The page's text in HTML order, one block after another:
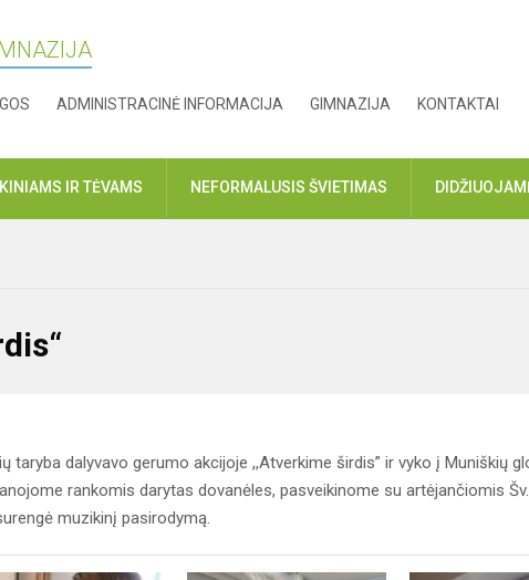
ADMINISTRACINĖ INFORMACIJA GIMNAZIJA KONTAKTAI
IR TĖVAMS NEFORMALUSIS ŠVIETIMAS
taryba dalyvavo gerumo akcijoje ,,Atverkime širdis” ir vyko į Muniškių
rankomis darytas dovanėles, pasveikinome su artėjančiomis Šv.
muzikinį pasirodymą.